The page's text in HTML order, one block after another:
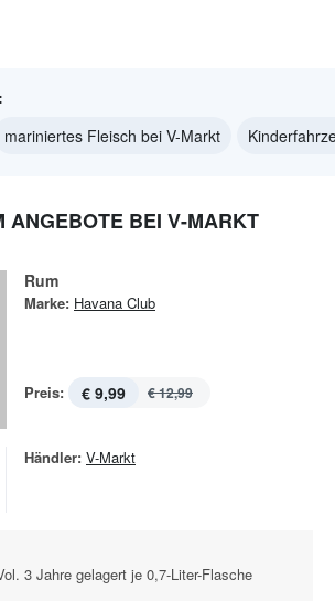
mariniertes Fleisch bei V-Markt
ANGEBOTE BEI V-MARKT
Rum
Marke: Havana Club
Preis: € 9,99 € 12,99
Händler: V-Markt
3 Jahre gelagert je 0,7-Liter-Flasche